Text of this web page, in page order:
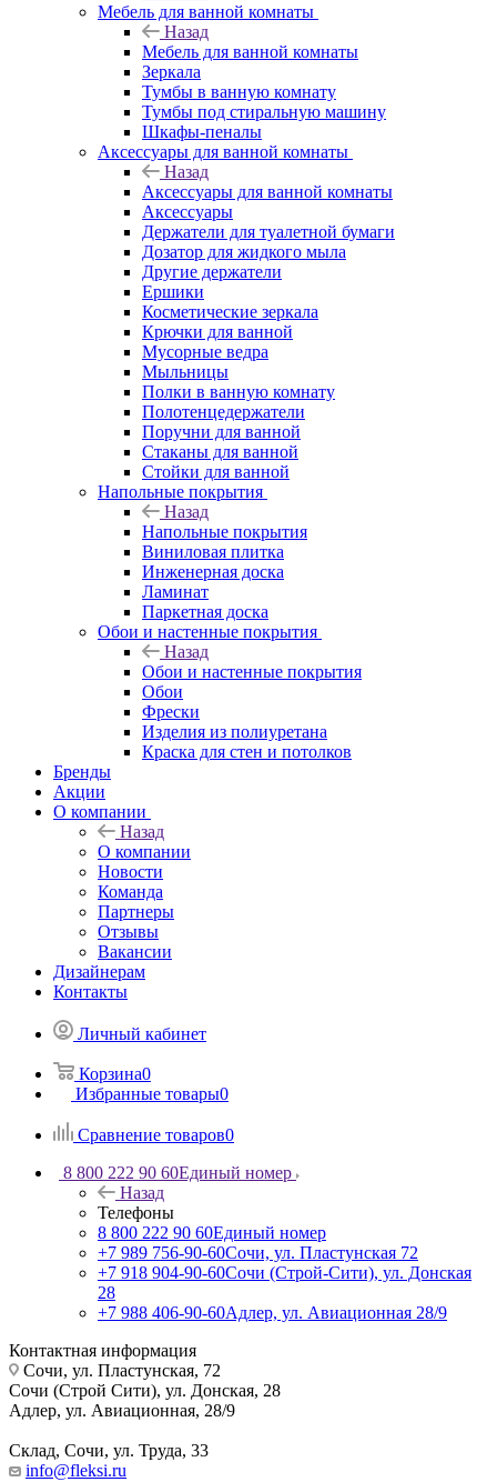
Мебель для ванной комнаты
Назад
Мебель для ванной комнаты
Зеркала
Тумбы в ванную комнату
Тумбы под стиральную машину
Шкафы-пеналы
Аксессуары для ванной комнаты
Назад
Аксессуары для ванной комнаты
Аксессуары
Держатели для туалетной бумаги
Дозатор для жидкого мыла
Другие держатели
Ершики
Косметические зеркала
Крючки для ванной
Мусорные ведра
Мыльницы
Полки в ванную комнату
Полотенцедержатели
Поручни для ванной
Стаканы для ванной
Стойки для ванной
Напольные покрытия
Назад
Напольные покрытия
Виниловая плитка
Инженерная доска
Ламинат
Паркетная доска
Обои и настенные покрытия
Назад
Обои и настенные покрытия
Обои
Фрески
Изделия из полиуретана
Краска для стен и потолков
Бренды
Акции
О компании
Назад
О компании
Новости
Команда
Партнеры
Отзывы
Вакансии
Дизайнерам
Контакты
Личный кабинет
Корзина0
Избранные товары0
Сравнение товаров0
8 800 222 90 60Единый номер
Назад
Телефоны
8 800 222 90 60Единый номер
+7 989 756-90-60Сочи, ул. Пластунская 72
+7 918 904-90-60Сочи (Строй-Сити), ул. Донская
28
+7 988 406-90-60Адлер, ул. Авиационная 28/9
Контактная информация
Сочи, ул. Пластунская, 72
Сочи (Строй Сити), ул. Донская, 28
Адлер, ул. Авиационная, 28/9
Склад, Сочи, ул. Труда, 33
info@fleksi.ru